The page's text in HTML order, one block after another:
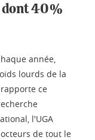
dont 40%
année,
lourds de la
ce
l'UGA
de tout le